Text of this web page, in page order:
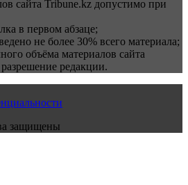
сайта Tribune.kz допустимо при
в первом абзаце;
не более 30% всего материала;
объёма материалов сайта
редакции.
защищены